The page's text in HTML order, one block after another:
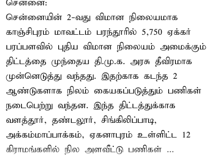
சென்னை:
சென்னையின் 2-வது விமான நிலையமாக
காஞ்சிபுரம் மாவட்டம் பரந்தூரில் 5,750 ஏக்கர்
பரப்பளவில் புதிய விமான நிலையம் அமைக்கும்
திட்டத்தை முந்தைய தி.மு.க. அரசு தீவிரமாக
முன்னெடுத்து வந்தது. இதற்காக கடந்த 2
ஆண்டுகளாக நிலம் கையகப்படுத்தும் பணிகள்
நடைபெற்று வந்தன. இந்த திட்டத்துக்காக
வளத்தூர், தண்டலூர், சிங்கிலிப்பாடி,
அக்கம்மாப்பாக்கம், ஏகனாபுரம் உள்ளிட்ட 12
கிராமங்களில் நில அளவீட்டு பணிகள் ...